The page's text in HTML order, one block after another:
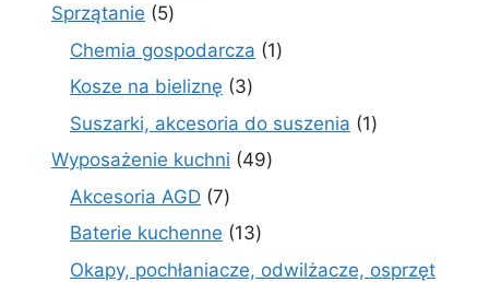
Sprzątanie 55
produktów
Chemia gospodarcza 11
Kosze na bieliznę 33
produkty
Suszarki, akcesoria do suszenia 11
Wyposażenie kuchni 4949
Akcesoria AGD 77
produktów
Baterie kuchenne 1313
produktów
Okapy, pochłaniacze, odwilżacze, osprzęt